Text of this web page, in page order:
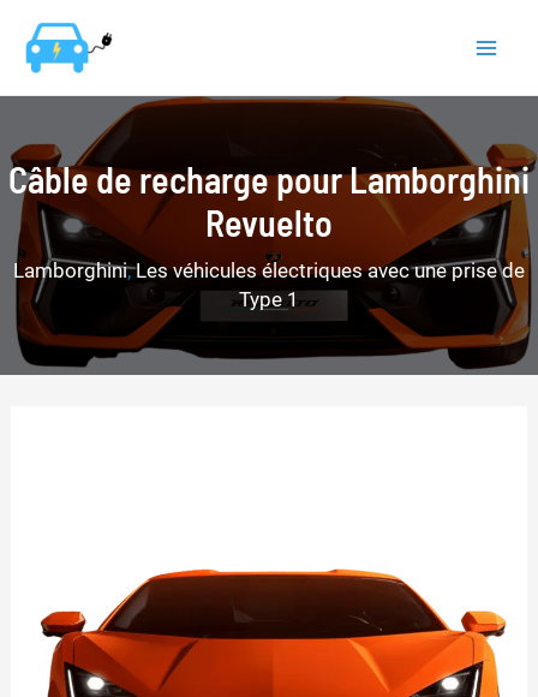
contenu
Câble de recharge pour Lamborghini
Revuelto
Lamborghini,Les véhicules électriques avec une prise de
Type 1